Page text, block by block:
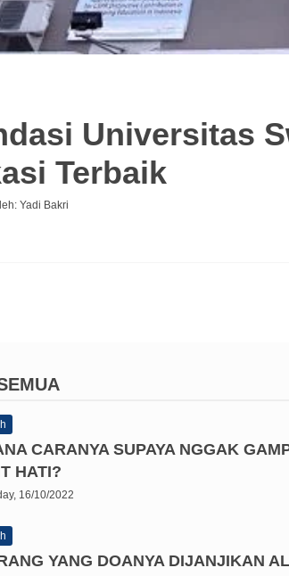
Universitas
Terbaik
Yadi Bakri
CARANYA SUPAYA NGGAK
HATI?
16/10/2022
YANG DOANYA DIJANJIKAN